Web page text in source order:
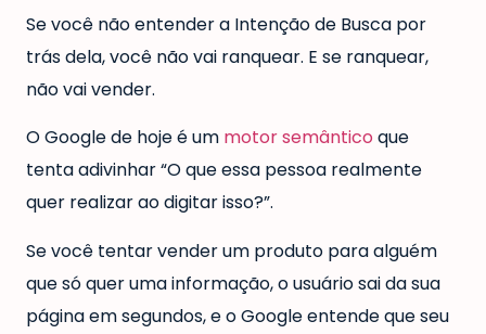
Se você não entender a Intenção de Busca por
trás dela, você não vai ranquear. E se ranquear,
não vai vender.
O Google de hoje é um motor semântico que
tenta adivinhar “O que essa pessoa realmente
quer realizar ao digitar isso?”.
Se você tentar vender um produto para alguém
que só quer uma informação, o usuário sai da sua
página em segundos, e o Google entende que seu